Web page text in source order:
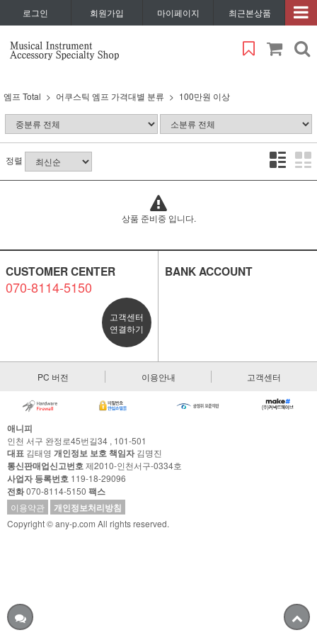
로그인 회원가입 마이페이지 최근본상품
엠프 Total 어쿠스틱 엠프 가격대별 분류 100만원 이상
정렬
상품 준비중 입니다.
CUSTOMER CENTER
070-8114-5150
고객센터
연결하기
BANK ACCOUNT
PC 버전 이용안내 고객센터
애니피
인천 서구 완정로45번길34 , 101-501
대표 김태영 개인정보 보호 책임자김명진
통신판매업신고번호제2010-인천서구-0334호
사업자 등록번호 119-18-29096
전화070-8114-5150 팩스
이용약관 개인정보처리방침
Copyright © any-p.com All rights reserved.